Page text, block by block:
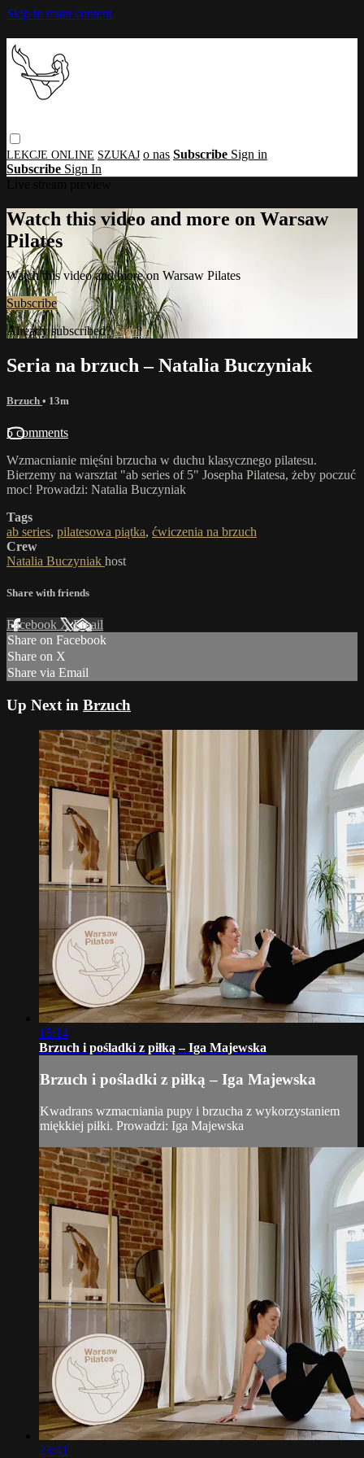
Skip to main content
o nas Subscribe Sign in
Subscribe Sign In
Watch this video and more on Warsaw
Pilates
Watch this video and more on Warsaw Pilates
Subscribe
Already subscribed?Sign in
Seria na brzuch – Natalia Buczyniak
Brzuch • 13m
5 comments
Wzmacnianie mięśni brzucha w duchu klasycznego pilatesu.
Bierzemy na warsztat "ab series of 5" Josepha Pilatesa, żeby poczuć
moc! Prowadzi: Natalia Buczyniak
Tags
ab series, pilatesowa piątka, ćwiczenia na brzuch
Crew
Natalia Buczyniak host
Share with friends
Facebook XEmail
Share on Facebook
Share on X
Share via Email
Up Next in Brzuch
15:14
Brzuch i pośladki z piłką – Iga Majewska
Brzuch i pośladki z piłką – Iga Majewska
Kwadrans wzmacniania pupy i brzucha z wykorzystaniem
miękkiej piłki. Prowadzi: Iga Majewska
23:41